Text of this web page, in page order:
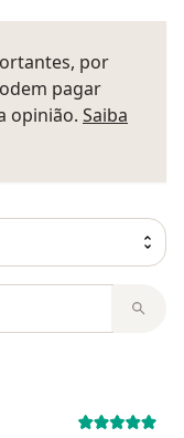
por
pagar
opinião. Saiba